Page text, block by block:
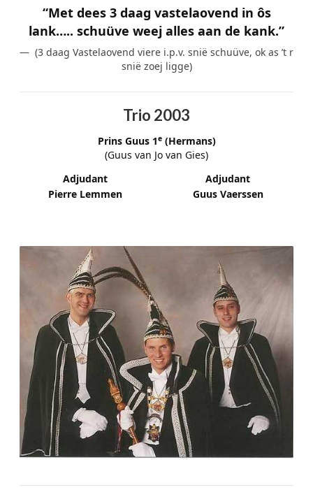
“Met dees 3 daag vastelaovend in ôs
lank….. schuüve weej alles aan de kank.”
(3 daag Vastelaovend viere i.p.v. snië schuüve, ok as ’t r
snië zoej ligge)
Trio 2003
Prins Guus 1e(Hermans)
(Guus van Jo van Gies)
Adjudant
Pierre Lemmen
Adjudant
Guus Vaerssen